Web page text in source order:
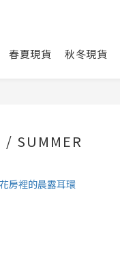
春夏現貨 秋冬現貨
/ SUMMER